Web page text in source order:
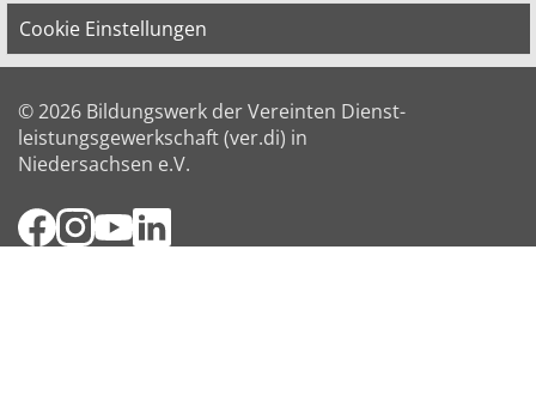
Cookie Einstellungen
© 2026 Bildungswerk der Vereinten Dienst­
leis­tungs­ge­werk­schaft (ver.di) in
Niedersachsen e.V.
Facebook
Instagram
YouTube